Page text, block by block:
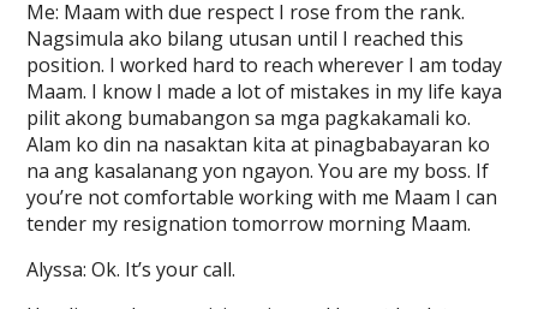
Me: Maam with due respect I rose from the rank.
Nagsimula ako bilang utusan until I reached this
position. I worked hard to reach wherever I am today
Maam. I know I made a lot of mistakes in my life kaya
pilit akong bumabangon sa mga pagkakamali ko.
Alam ko din na nasaktan kita at pinagbabayaran ko
na ang kasalanang yon ngayon. You are my boss. If
you’re not comfortable working with me Maam I can
tender my resignation tomorrow morning Maam.
Alyssa: Ok. It’s your call.